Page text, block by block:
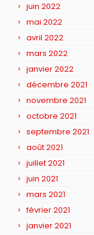
juin 2022
mai 2022
avril 2022
mars 2022
janvier 2022
décembre 2021
novembre 2021
octobre 2021
septembre 2021
août 2021
juillet 2021
juin 2021
mars 2021
février 2021
janvier 2021